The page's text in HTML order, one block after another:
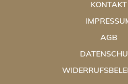
KONTAKT
AGB